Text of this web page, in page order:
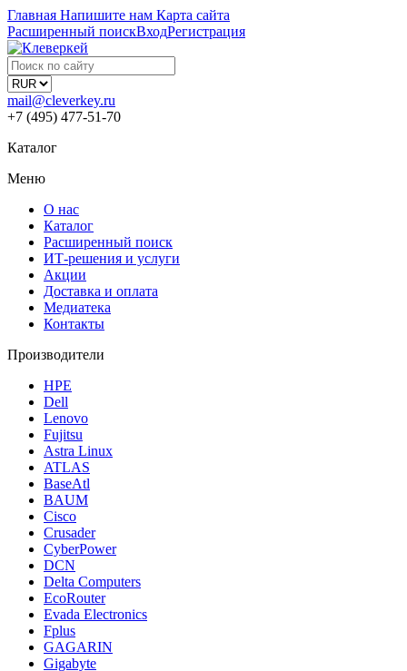
Главная Напишите нам Карта сайта
Расширенный поискВходРегистрация
mail@cleverkey.ru
+7 (495) 477-51-70
Каталог
Меню
О нас
Каталог
Расширенный поиск
ИТ-решения и услуги
Акции
Доставка и оплата
Медиатека
Контакты
Производители
HPE
Dell
Lenovo
Fujitsu
Astra Linux
ATLAS
BaseAtl
BAUM
Cisco
Crusader
CyberPower
DCN
Delta Computers
EcoRouter
Evada Electronics
Fplus
GAGARIN
Gigabyte